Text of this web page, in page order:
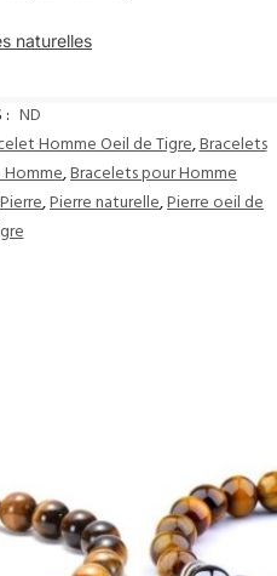
naturelles
: ND
Homme Oeil de Tigre,Bracelets
,Bracelets pour Homme
Pierre,Pierre naturelle,Pierre oeil de